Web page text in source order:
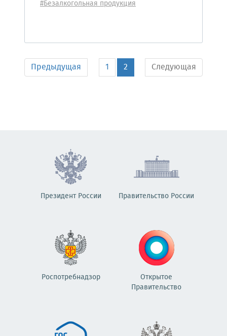
#Безалкогольная продукция
Предыдущая 1 2 Следующая
Президент России Правительство России
Роспотребнадзор
Открытое
Правительство